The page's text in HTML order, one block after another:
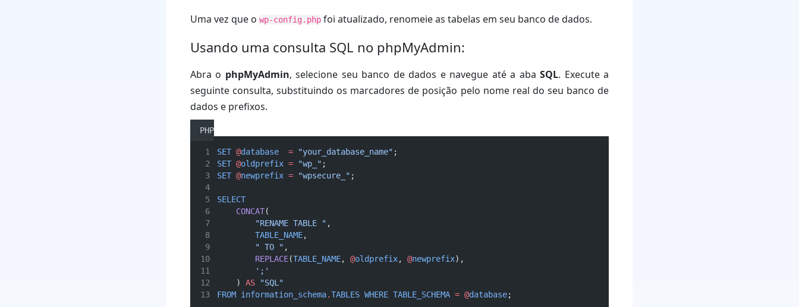
Uma vez que o wp-config.php foi atualizado, renomeie as tabelas em seu banco de dados.
Usando uma consulta SQL no phpMyAdmin:
Abra o phpMyAdmin, selecione seu banco de dados e navegue até a abaSQL. Execute a
seguinte consulta, substituindo os marcadores de posição pelo nome real do seu banco de
dados e prefixos.
PHP
SET @database = "your_database_name" ;
SET @oldprefix = "wp_" ;
SET @newprefix = "wpsecure_" ;
SELECT
CONCAT(
"RENAME TABLE " ,
TABLE_NAME,
" TO " ,
REPLACE(TABLE_NAME, @oldprefix, @newprefix),
';'
    )
AS
"SQL"
FROM information_schema.TABLES WHERE TABLE_SCHEMA = @database;